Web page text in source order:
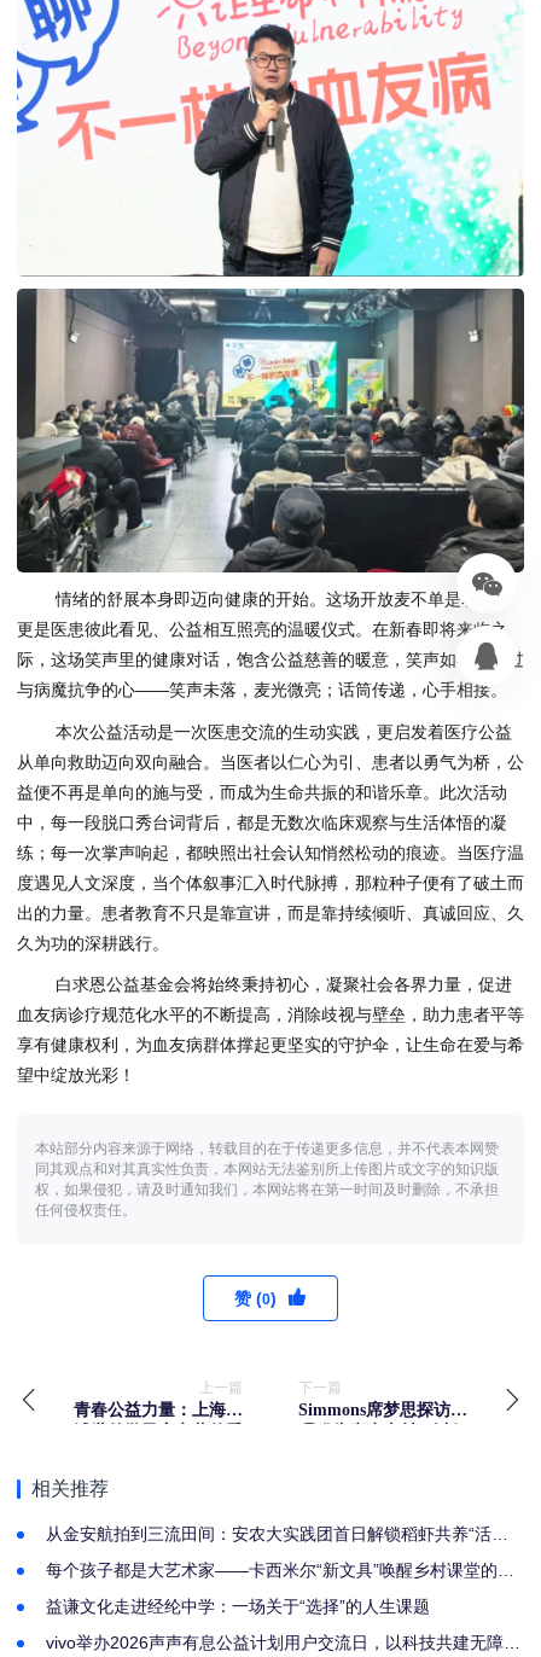
情绪的舒展本身即迈向健康的开始。这场开放麦不单是表达，
更是医患彼此看见、公益相互照亮的温暖仪式。在新春即将来临之
际，这场笑声里的健康对话，饱含公益慈善的暖意，笑声如春风拂过
与病魔抗争的心——笑声未落，麦光微亮；话筒传递，心手相接。
本次公益活动是一次医患交流的生动实践，更启发着医疗公益
从单向救助迈向双向融合。当医者以仁心为引、患者以勇气为桥，公
益便不再是单向的施与受，而成为生命共振的和谐乐章。此次活动
中，每一段脱口秀台词背后，都是无数次临床观察与生活体悟的凝
练；每一次掌声响起，都映照出社会认知悄然松动的痕迹。当医疗温
度遇见人文深度，当个体叙事汇入时代脉搏，那粒种子便有了破土而
出的力量。患者教育不只是靠宣讲，而是靠持续倾听、真诚回应、久
久为功的深耕践行。
白求恩公益基金会将始终秉持初心，凝聚社会各界力量，促进
血友病诊疗规范化水平的不断提高，消除歧视与壁垒，助力患者平等
享有健康权利，为血友病群体撑起更坚实的守护伞，让生命在爱与希
望中绽放光彩！
本站部分内容来源于网络，转载目的在于传递更多信息，并不代表本网赞
同其观点和对其真实性负责，本网站无法鉴别所上传图片或文字的知识版
权，如果侵犯，请及时通知我们，本网站将在第一时间及时删除，不承担
任何侵权责任。
赞 (0)
上一篇
青春公益力量：上海青
下一篇
Simmons席梦思探访大
相关推荐
从金安航拍到三流田间：安农大实践团首日解锁稻虾共养“活样
每个孩子都是大艺术家——卡西米尔“新文具”唤醒乡村课堂的创
益谦文化走进经纶中学：一场关于“选择”的人生课题
vivo举办2026声声有息公益计划用户交流日，以科技共建无障碍